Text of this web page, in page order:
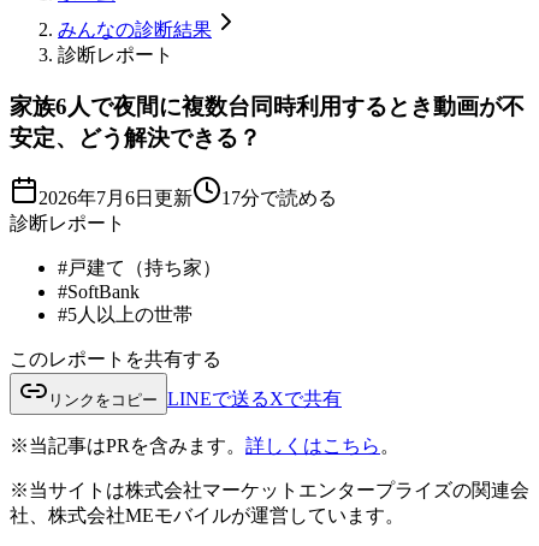
みんなの診断結果
診断レポート
家族6人で夜間に複数台同時利用するとき動画が不
安定、どう解決できる？
2026年7月6日 更新
17分で読める
診断レポート
#戸建て（持ち家）
#SoftBank
#5人以上の世帯
このレポートを共有する
リンクをコピー LINEで送るXで共有
※当記事はPRを含みます。 詳しくはこちら。
※当サイトは株式会社マーケットエンタープライズの関連会
社、株式会社MEモバイルが運営しています。